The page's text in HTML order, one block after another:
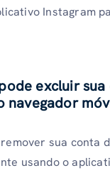
Instagram
excluir
navegador
sua conta
usando o